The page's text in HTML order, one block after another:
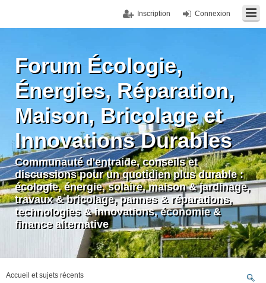
Connexion
Inscription
Forum Écologie,
Énergies, Réparation,
Maison, Bricolage et
Innovations Durables
Communauté d'entraide, conseils et
discussions pour un quotidien plus durable :
écologie, énergie, solaire, maison & jardinage,
travaux & bricolage, pannes & réparations,
technologies & innovations, économie &
finance alternative
Accueil et sujets récents